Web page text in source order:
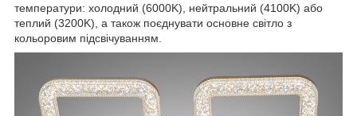
температури: холодний (6000K), нейтральний (4100K) або
теплий (3200K), а також поєднувати основне світло з
кольоровим підсвічуванням.